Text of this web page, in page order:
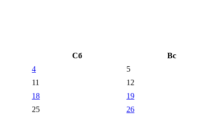
Сб
Вс
4
5
11
12
18
19
25
26